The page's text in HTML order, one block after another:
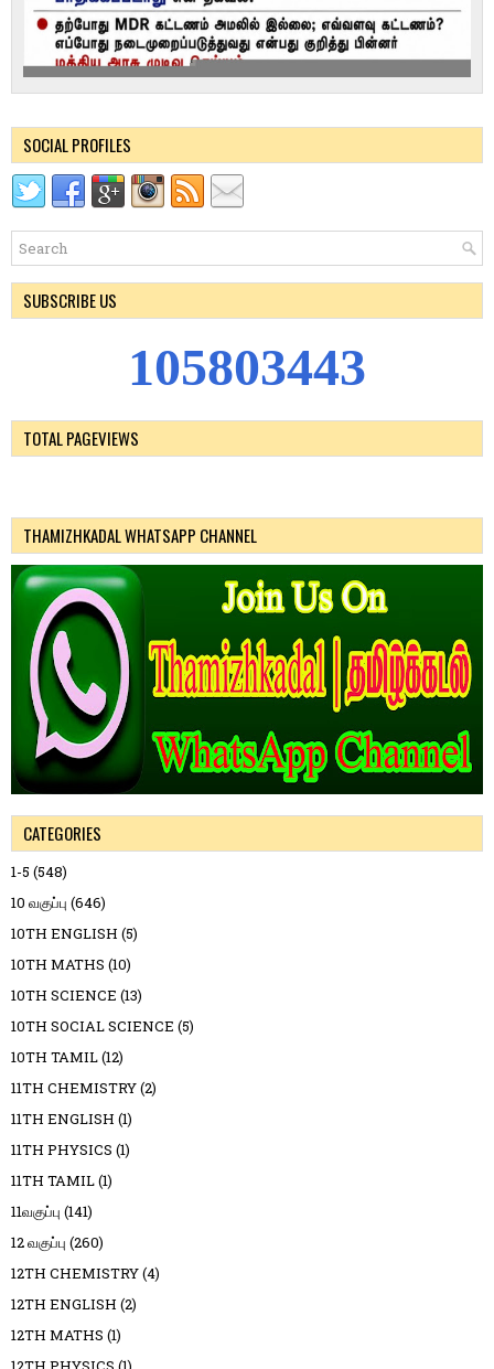
SOCIAL PROFILES
SUBSCRIBE US
105803443
TOTAL PAGEVIEWS
THAMIZHKADAL WHATSAPP CHANNEL
CATEGORIES
1-5 (548)
10 வகுப்பு (646)
10TH ENGLISH (5)
10TH MATHS (10)
10TH SCIENCE (13)
10TH SOCIAL SCIENCE (5)
10TH TAMIL(12)
11TH CHEMISTRY(2)
11TH ENGLISH (1)
11TH PHYSICS (1)
11TH TAMIL(1)
11வகுப்பு (141)
12 வகுப்பு (260)
12TH CHEMISTRY(4)
12TH ENGLISH (2)
12TH MATHS (1)